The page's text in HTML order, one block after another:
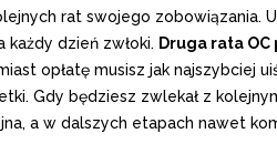
rat swojego zobowiązania.
każdy dzień zwłoki. Druga rata
opłatę musisz jak najszybciej
Gdy będziesz zwlekał z
a w dalszych etapach nawet